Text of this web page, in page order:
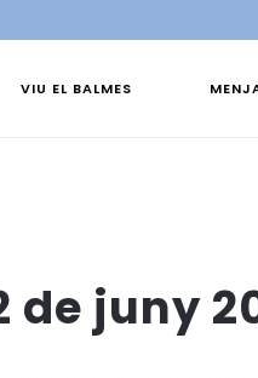
VIU EL BALMES
de juny